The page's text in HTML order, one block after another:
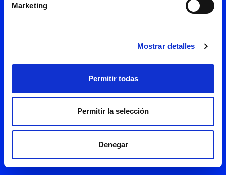
Marketing
Mostrar detalles
Permitir todas
Permitir la selección
Denegar
novedades. Tenemos